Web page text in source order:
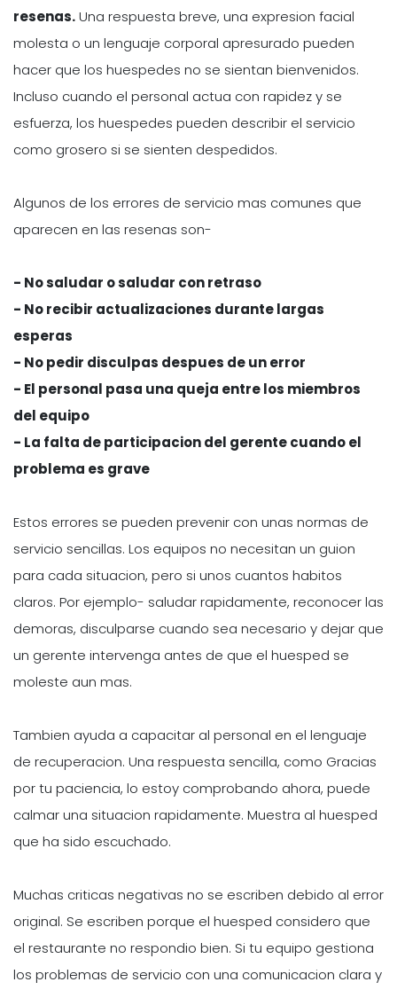
resenas.Una respuesta breve, una expresion facial
molesta o un lenguaje corporal apresurado pueden
hacer que los huespedes no se sientan bienvenidos.
Incluso cuando el personal actua con rapidez y se
esfuerza, los huespedes pueden describir el servicio
como grosero si se sienten despedidos.
Algunos de los errores de servicio mas comunes que
aparecen en las resenas son-
- No saludar o saludar con retraso
- No recibir actualizaciones durante largas
esperas
- No pedir disculpas despues de un error
- El personal pasa una queja entre los miembros
del equipo
- La falta de participacion del gerente cuando el
problema es grave
Estos errores se pueden prevenir con unas normas de
servicio sencillas. Los equipos no necesitan un guion
para cada situacion, pero si unos cuantos habitos
claros. Por ejemplo- saludar rapidamente, reconocer las
demoras, disculparse cuando sea necesario y dejar que
un gerente intervenga antes de que el huesped se
moleste aun mas.
Tambien ayuda a capacitar al personal en el lenguaje
de recuperacion. Una respuesta sencilla, como Gracias
por tu paciencia, lo estoy comprobando ahora, puede
calmar una situacion rapidamente. Muestra al huesped
que ha sido escuchado.
Muchas criticas negativas no se escriben debido al error
original. Se escriben porque el huesped considero que
el restaurante no respondio bien. Si tu equipo gestiona
los problemas de servicio con una comunicacion clara y